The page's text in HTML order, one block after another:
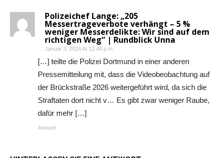
Polizeichef Lange: „205
Messertrageverbote verhängt – 5 %
weniger Messerdelikte: Wir sind auf dem
richtigen Weg“ | Rundblick Unna
Januar 3, 2026 At 12:44 p.m.
[…] teilte die Polizei Dortmund in einer anderen
Pressemitteilung mit, dass die Videobeobachtung auf
der Brückstraße 2026 weitergeführt wird, da sich die
Straftaten dort nicht v… Es gibt zwar weniger Raube,
dafür mehr […]
Antwort